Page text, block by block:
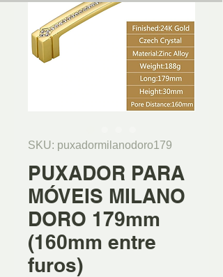
SKU: puxadormilanodoro179
PUXADOR PARA
MÓVEIS MILANO
DORO 179mm
(160mm entre
furos)